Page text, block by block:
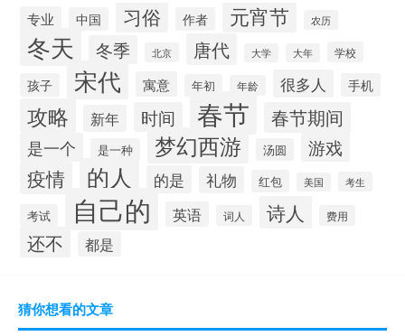
专业 中国 习俗 作者 元宵节 农历
冬天 冬季 北京 唐代 大学 大年 学校
孩子 宋代 寓意 年初 年龄 很多人 手机
攻略 新年 时间 春节 春节期间
是一个 是一种 梦幻西游 汤圆 游戏
疫情 的人 的是 礼物 红包 美国 考生
考试 自己的 英语 词人 诗人 费用
还不 都是
猜你想看的文章